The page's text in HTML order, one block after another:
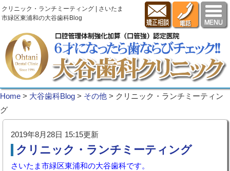
クリニック・ランチミーティング | さいたま
市緑区東浦和の大谷歯科Blog
Home > 大谷歯科Blog > その他 > クリニック・ランチミーティン
グ
2019年8月28日 15:15更新
クリニック・ランチミーティング
さいたま市緑区東浦和の大谷歯科です。